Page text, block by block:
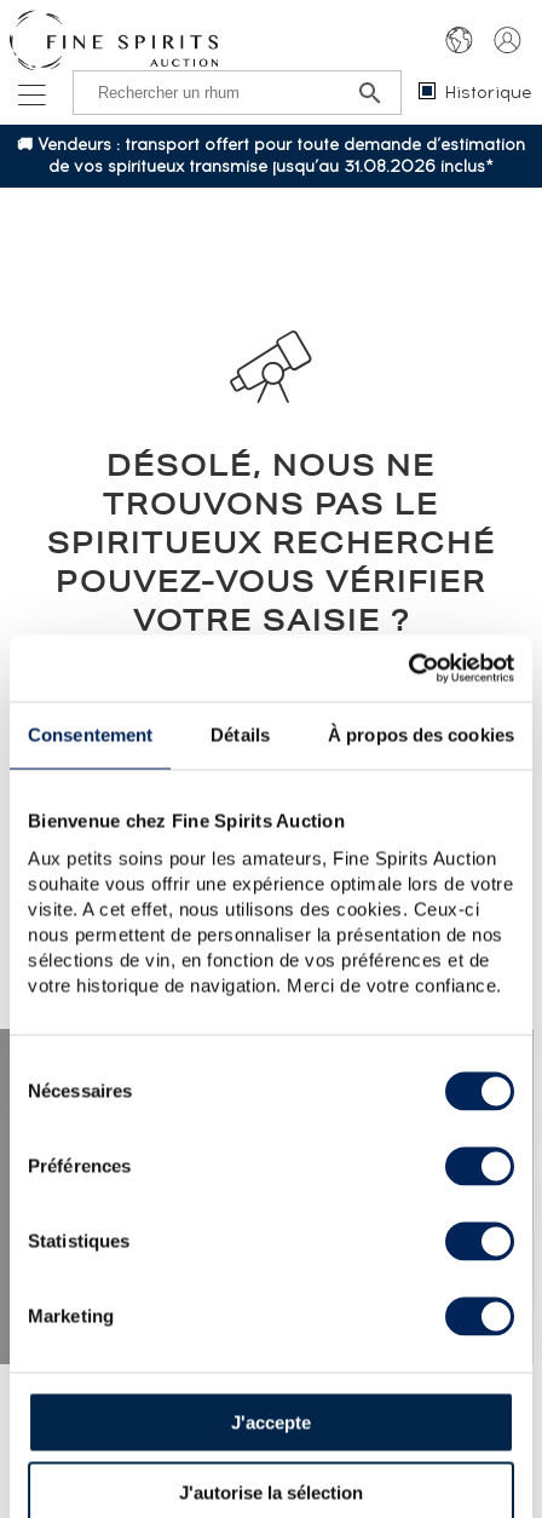
Consentement Détails À propos des cookies
Bienvenue chez Fine Spirits Auction
Aux petits soins pour les amateurs, Fine Spirits Auction
souhaite vous offrir une expérience optimale lors de votre
visite. A cet effet, nous utilisons des cookies. Ceux-ci
nous permettent de personnaliser la présentation de nos
sélections de vin, en fonction de vos préférences et de
votre historique de navigation. Merci de votre confiance.
Nécessaires
Préférences
Statistiques
Marketing
J'accepte
J'autorise la sélection
Historique
🚚 Vendeurs : transport offert pour toute demande d’estimation
de vos spiritueux transmise jusqu’au 31.08.2026 inclus*
DÉSOLÉ, NOUS NE
TROUVONS PAS LE
SPIRITUEUX RECHERCHÉ
POUVEZ-VOUS VÉRIFIER
VOTRE SAISIE ?
vérifiez l’orthographe, l’ordre des mots, ou
Si vous avez besoin d'aide ou si vous souhaitez poser une
question au service clientèle, veuillez visiter la section
bouton ci-dessous.
Créer une alerte
EXPERTISE